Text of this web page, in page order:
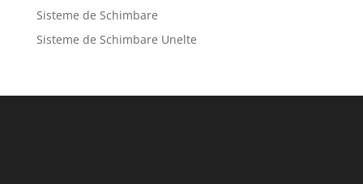
Sisteme de Schimbare
Sisteme de Schimbare Unelte